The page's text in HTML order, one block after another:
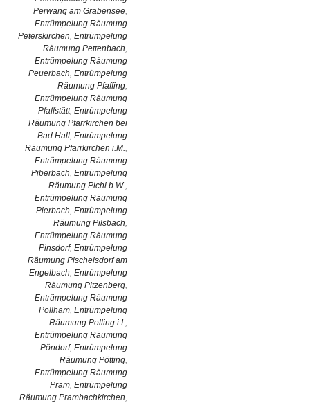
Perwang am Grabensee,
Entrümpelung Räumung
Peterskirchen, Entrümpelung
Räumung Pettenbach,
Entrümpelung Räumung
Peuerbach, Entrümpelung
Räumung Pfaffing,
Entrümpelung Räumung
Pfaffstätt, Entrümpelung
Räumung Pfarrkirchen bei
Bad Hall, Entrümpelung
Räumung Pfarrkirchen i.M.,
Entrümpelung Räumung
Piberbach, Entrümpelung
Räumung Pichl b.W.,
Entrümpelung Räumung
Pierbach, Entrümpelung
Räumung Pilsbach,
Entrümpelung Räumung
Pinsdorf, Entrümpelung
Räumung Pischelsdorf am
Engelbach, Entrümpelung
Räumung Pitzenberg,
Entrümpelung Räumung
Pollham, Entrümpelung
Räumung Polling i.I.,
Entrümpelung Räumung
Pöndorf, Entrümpelung
Räumung Pötting,
Entrümpelung Räumung
Pram, Entrümpelung
Räumung Prambachkirchen,